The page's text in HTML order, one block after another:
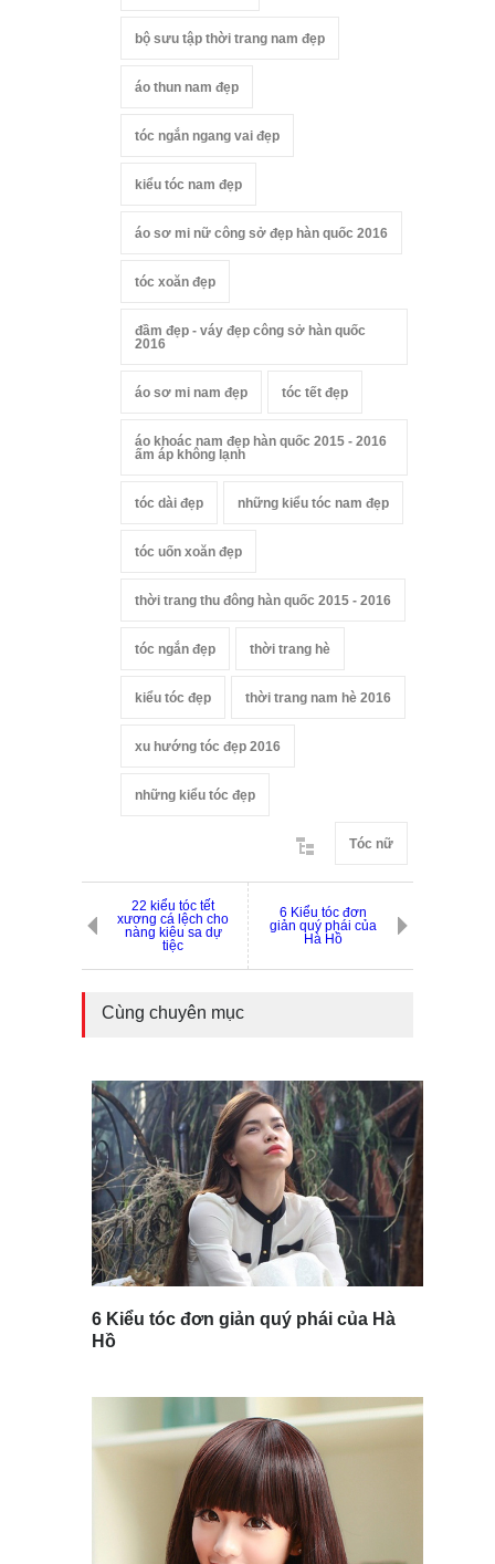
bộ sưu tập thời trang nam đẹp
áo thun nam đẹp
tóc ngắn ngang vai đẹp
kiểu tóc nam đẹp
áo sơ mi nữ công sở đẹp hàn quốc 2016
tóc xoăn đẹp
đầm đẹp - váy đẹp công sở hàn quốc
2016
áo sơ mi nam đẹp tóc tết đẹp
áo khoác nam đẹp hàn quốc 2015 - 2016
ấm áp không lạnh
tóc dài đẹp những kiểu tóc nam đẹp
tóc uốn xoăn đẹp
thời trang thu đông hàn quốc 2015 - 2016
tóc ngắn đẹp thời trang hè
kiểu tóc đẹp thời trang nam hè 2016
xu hướng tóc đẹp 2016
những kiểu tóc đẹp
Tóc nữ
22 kiểu tóc tết
xương cá lệch cho
nàng kiêu sa dự
tiệc
6 Kiểu tóc đơn
giản quý phái của
Hà Hồ
Cùng chuyên mục
6 Kiểu tóc đơn giản quý phái của Hà
Hồ